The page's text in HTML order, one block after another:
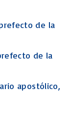
de la
de la
apostólico,